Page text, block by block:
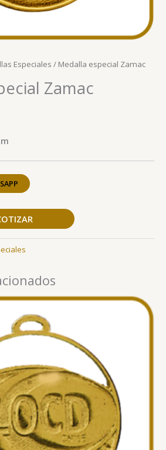
Especiales / Medalla especial Zamac
Zamac